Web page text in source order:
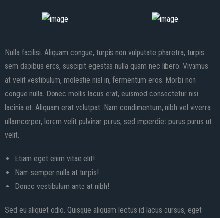
Nulla facilisi. Aliquam congue, turpis non vulputate pharetra, turpis
sem dapibus eros, suscipit egestas nulla quam nec libero. Vivamus
at velit vestibulum, molestie nisl in, fermentum eros. Morbi non
congue nulla. Donec mollis lacus erat, euismod consectetur nisi
lacinia et. Aliquam erat volutpat. Nam condimentum, nibh vel viverra
ullamcorper, lorem velit pulvinar purus, sed imperdiet purus purus ut
velit.
Etiam eget enim vitae elit!
Nam semper nulla at turpis!
Donec vestibulum ante at nibh!
Sed eu aliquet odio. Quisque aliquam lectus id lacus cursus, eget